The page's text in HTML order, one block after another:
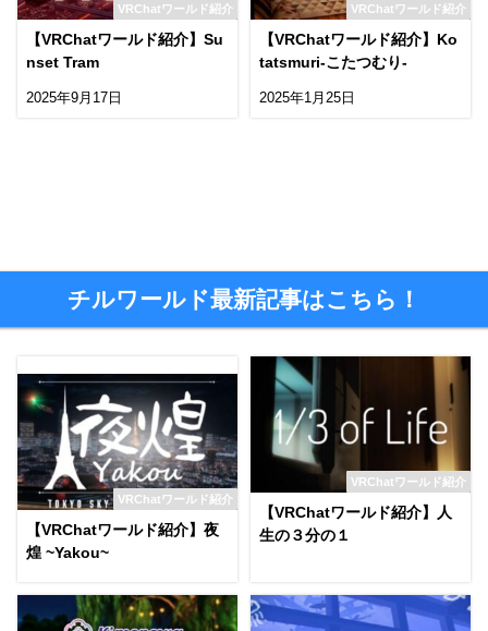
VRChatワールド紹介
【VRChatワールド紹介】Su
nset Tram
2025年9月17日
VRChatワールド紹介
【VRChatワールド紹介】Ko
tatsmuri-こたつむり-
2025年1月25日
チルワールド最新記事はこちら！
VRChatワールド紹介
【VRChatワールド紹介】夜
煌 ~Yakou~
VRChatワールド紹介
【VRChatワールド紹介】人
生の３分の１